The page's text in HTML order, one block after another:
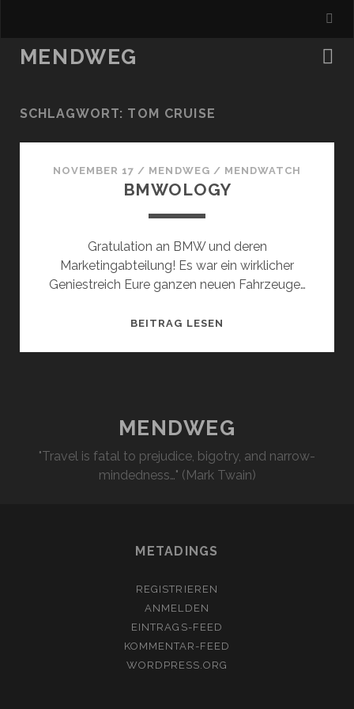
MENDWEG
SCHLAGWORT: TOM CRUISE
NOVEMBER 17 / MENDWEG / MENDWATCH
BMWOLOGY
Gratulation an BMW und deren
Marketingabteilung! Es war ein wirklicher
Geniestreich Eure ganzen neuen Fahrzeuge…
BEITRAG LESEN
MENDWEG
"Travel is fatal to prejudice, bigotry, and narrow-
mindedness…" (Mark Twain)
METADINGS
REGISTRIEREN
ANMELDEN
EINTRAGS-FEED
KOMMENTAR-FEED
WORDPRESS.ORG